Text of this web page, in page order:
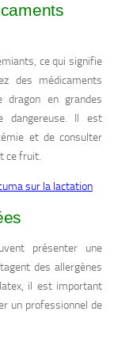
ce qui signifie
des médicaments
dragon en grandes
dangereuse. Il est
et de consulter
ce fruit.
sur la lactation
présenter une
des allergènes
il est important
un professionnel de